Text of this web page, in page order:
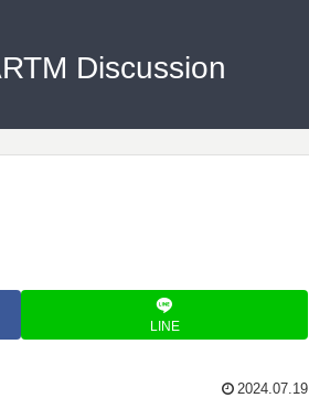
Discussion
LINE
2024.07.19